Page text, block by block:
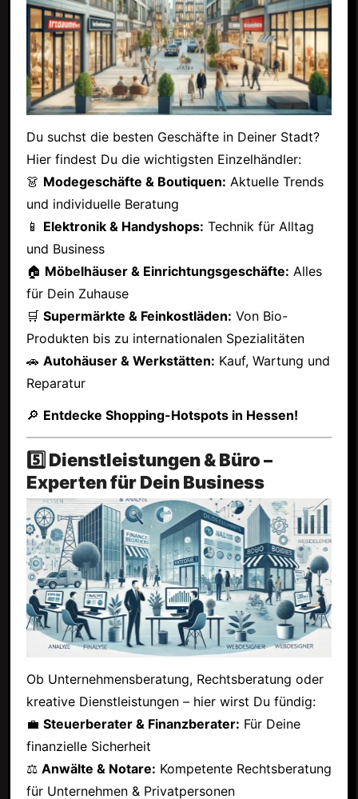
Du suchst die besten Geschäfte in Deiner Stadt?
Hier findest Du die wichtigsten Einzelhändler:
👗 Modegeschäfte & Boutiquen: Aktuelle Trends
und individuelle Beratung
📱 Elektronik & Handyshops: Technik für Alltag
und Business
🏠 Möbelhäuser & Einrichtungsgeschäfte: Alles
für Dein Zuhause
🛒 Supermärkte & Feinkostläden: Von Bio-
Produkten bis zu internationalen Spezialitäten
🚗 Autohäuser & Werkstätten: Kauf, Wartung und
Reparatur
🔎 Entdecke Shopping-Hotspots in Hessen!
5️⃣ Dienstleistungen & Büro –
Experten für Dein Business
Ob Unternehmensberatung, Rechtsberatung oder
kreative Dienstleistungen – hier wirst Du fündig:
💼 Steuerberater & Finanzberater: Für Deine
finanzielle Sicherheit
⚖ Anwälte & Notare: Kompetente Rechtsberatung
für Unternehmen & Privatpersonen